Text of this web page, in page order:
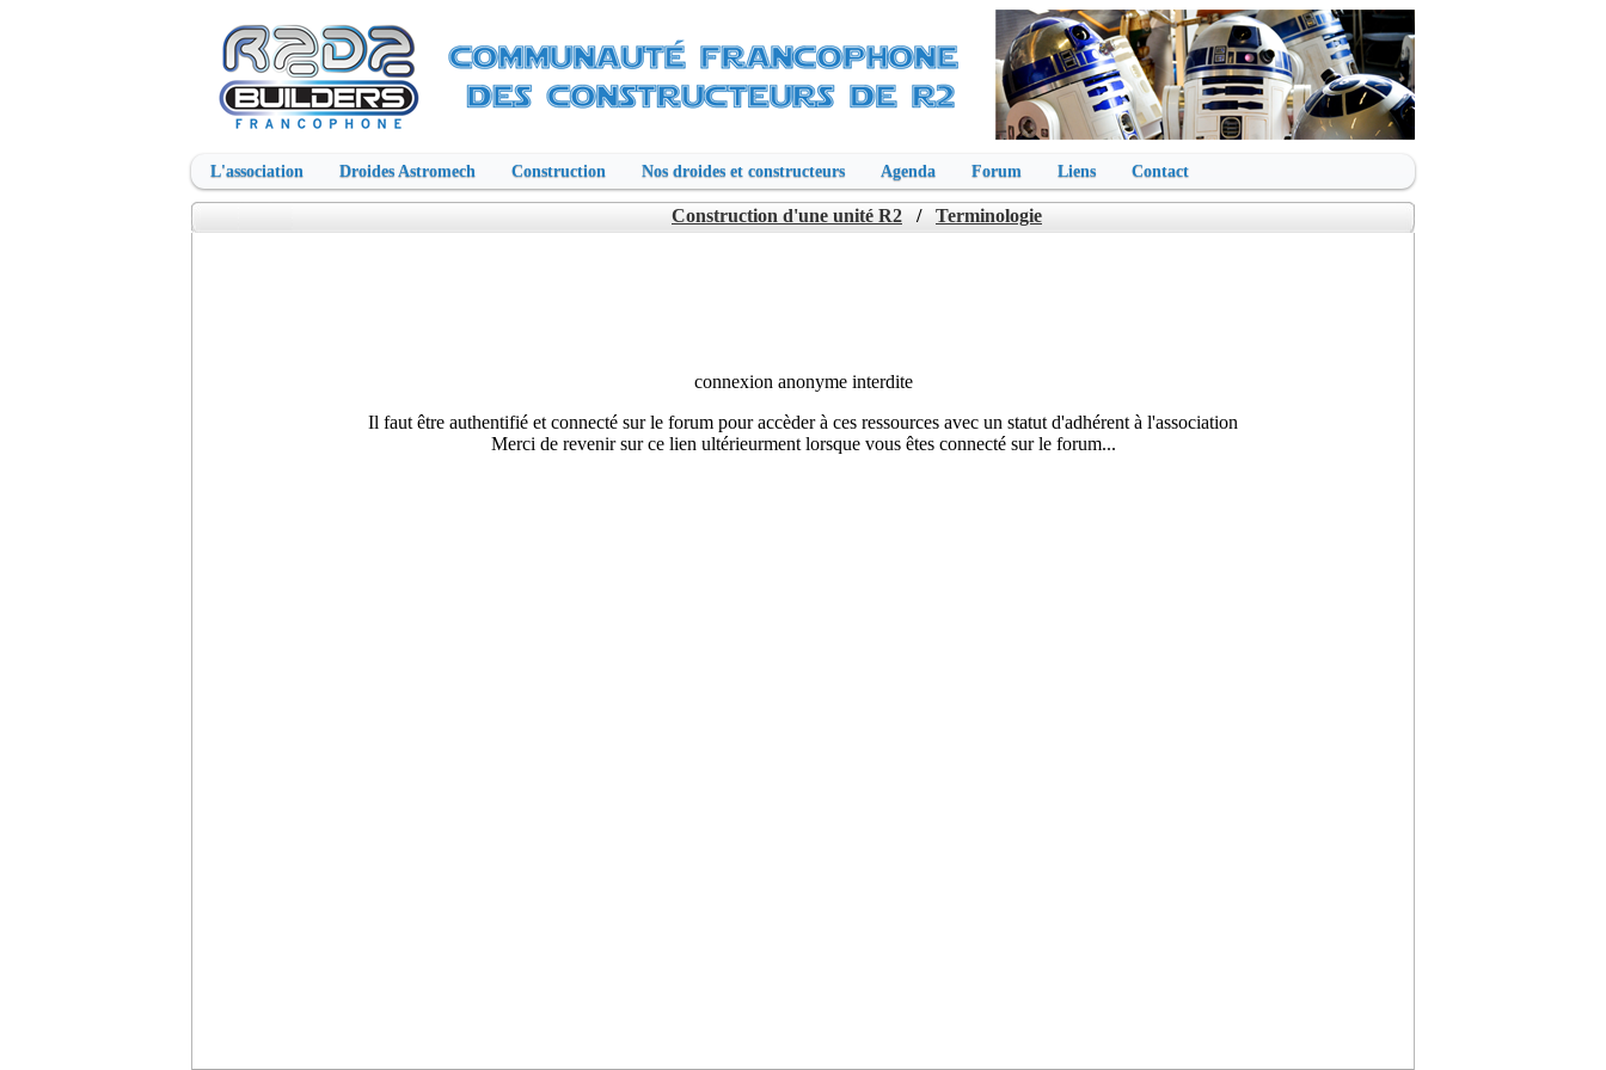
L'association Droides Astromech Construction Nos droides et constructeurs Agenda Forum Liens Contact
Construction d'une unité R2 / Terminologie
connexion anonyme interdite
Il faut être authentifié et connecté sur le forum pour accèder à ces ressources avec un statut d'adhérent à l'association
Merci de revenir sur ce lien ultérieurment lorsque vous êtes connecté sur le forum...